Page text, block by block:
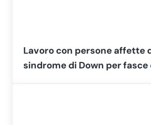
Lavoro con persone affette
sindrome di Down per fasce